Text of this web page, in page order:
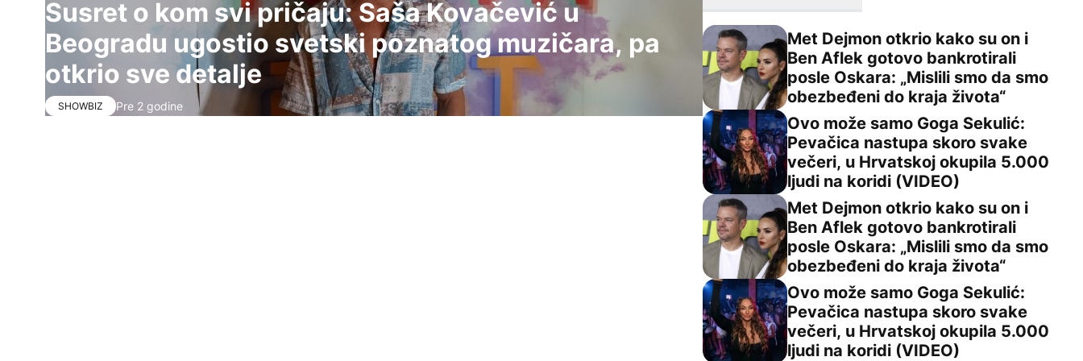
Susret o kom svi pričaju: Saša Kovačević u Beogradu ugostio svetski poznatog muzičara, pa otkrio sve detalje
Susret o kom svi pričaju: Saša Kovačević u
Beogradu ugostio svetski poznatog muzičara, pa
otkrio sve detalje
SHOWBIZ Pre 2 godine
Met Dejmon otkrio kako su on i Ben Aflek gotovo
Met Dejmon otkrio kako su on i
Ben Aflek gotovo bankrotirali
posle Oskara: „Mislili smo da smo
obezbeđeni do kraja života“
Ovo može samo Goga Sekulić: Pevačica nastupa skoro
Ovo može samo Goga Sekulić:
Pevačica nastupa skoro svake
večeri, u Hrvatskoj okupila 5.000
ljudi na koridi (VIDEO)
Met Dejmon otkrio kako su on i Ben Aflek gotovo
Met Dejmon otkrio kako su on i
Ben Aflek gotovo bankrotirali
posle Oskara: „Mislili smo da smo
obezbeđeni do kraja života“
Ovo može samo Goga Sekulić: Pevačica nastupa skoro
Ovo može samo Goga Sekulić:
Pevačica nastupa skoro svake
večeri, u Hrvatskoj okupila 5.000
ljudi na koridi (VIDEO)